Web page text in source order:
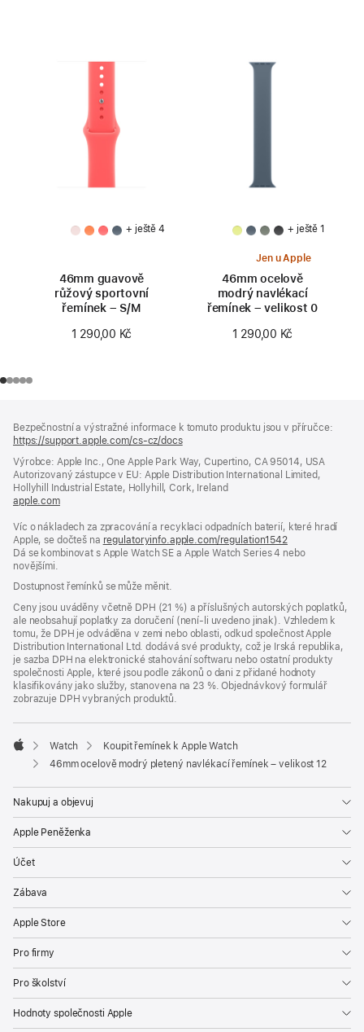
+ ještě 4
46mm guavově
růžový sportovní
řemínek – S/M
1 290,00 Kč
+ ještě 1
Jen u Apple
46mm ocelově
modrý navlékací
řemínek – velikost 0
1 290,00 Kč
Bezpečnostní a výstražné informace k tomuto produktu jsou v příručce:
https://support.apple.com/cs-cz/docs(otevře
v novém
okně)
Výrobce: Apple Inc., One Apple Park Way, Cupertino, CA 95014, USA
Autorizovaný zástupce v EU: Apple Distribution International Limited,
Hollyhill Industrial Estate, Hollyhill, Cork, Ireland
apple.com(otevře
v novém
okně)
Víc o nákladech za zpracování a recyklaci odpadních baterií, které hradí
Apple, se dočteš na regulatoryinfo.apple.com/regulation1542(otevře
se
Dá se kombinovat s Apple Watch SE a Apple Watch Series 4 nebo
novějšími.
Dostupnost řemínků se může měnit.
Ceny jsou uváděny včetně DPH (21 %) a příslušných autorských poplatků,
ale neobsahují poplatky za doručení (není-li uvedeno jinak). Vzhledem k
tomu, že DPH je odváděna v zemi nebo oblasti, odkud společnost Apple
Distribution International Ltd. dodává své produkty, což je Irská republika,
je sazba DPH na elektronické stahování softwaru nebo ostatní produkty
společnosti Apple, které jsou podle zákonů o dani z přidané hodnoty
klasifikovány jako služby, stanovena na 23 %. Objednávkový formulář
zobrazuje DPH vybraných produktů.
Apple
Watch
Koupit řemínek k Apple Watch
46mm ocelově modrý pletený navlékací řemínek – velikost 12
Nakupuj a objevuj
Apple Peněženka
Účet
Zábava
Apple Store
Pro firmy
Pro školství
Hodnoty společnosti Apple